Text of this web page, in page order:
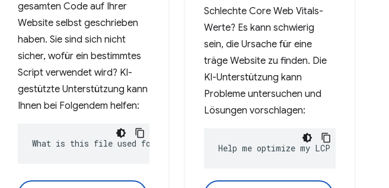
gesamten Code auf Ihrer
Website selbst geschrieben
haben. Sie sind sich nicht
sicher, wofür ein bestimmtes
Script verwendet wird? KI-
gestützte Unterstützung kann
Ihnen bei Folgendem helfen:
What is this file used for?
Schlechte Core Web Vitals-
Werte? Es kann schwierig
sein, die Ursache für eine
träge Website zu finden. Die
KI-Unterstützung kann
Probleme untersuchen und
Lösungen vorschlagen:
Help me optimize my LCP score